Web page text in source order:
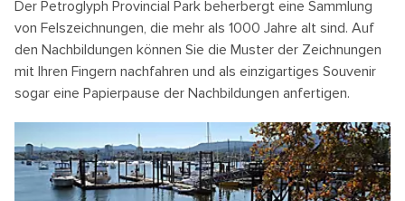
Der Petroglyph Provincial Park beherbergt eine Sammlung
von Felszeichnungen, die mehr als 1000 Jahre alt sind. Auf
den Nachbildungen können Sie die Muster der Zeichnungen
mit Ihren Fingern nachfahren und als einzigartiges Souvenir
sogar eine Papierpause der Nachbildungen anfertigen.